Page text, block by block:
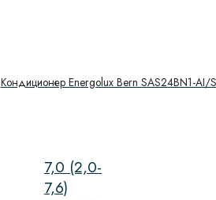
Кондиционер Energolux Bern SAS24BN1-AI/
7,0 (2,0-
7,6)